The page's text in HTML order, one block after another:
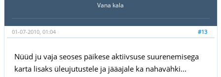
Vana kala
#13
01-07-2010, 01:04
Nüüd ju vaja seoses päikese aktiivsuse suurenemisega
karta lisaks üleujutustele ja jääajale ka nahavähki...